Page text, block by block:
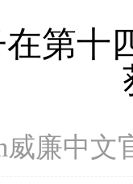
第十
廉中文